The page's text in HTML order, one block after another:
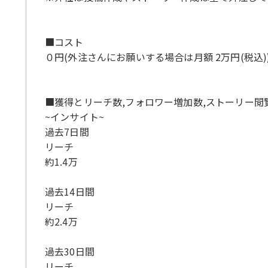
■コスト
０円(外注さんにお願いする場合は月額 2万円(税込
■獲得とリーチ数,フォロワー増加数,ストーリー閲
~インサイト~
過去7日間
リーチ
約1.4万
過去14日間
リーチ
約2.4万
過去30日間